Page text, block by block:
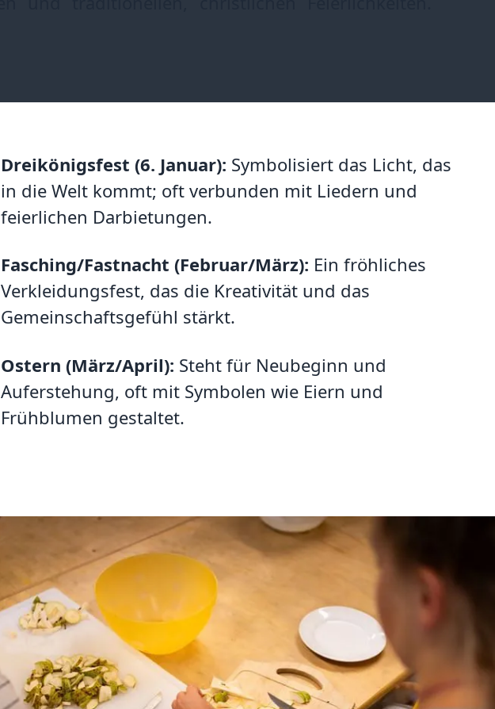
Dreikönigsfest (6. Januar): Symbolisiert das Licht, das
in die Welt kommt; oft verbunden mit Liedern und
feierlichen Darbietungen.
Fasching/Fastnacht (Februar/März): Ein fröhliches
Verkleidungsfest, das die Kreativität und das
Gemeinschaftsgefühl stärkt.
Ostern (März/April): Steht für Neubeginn und
Auferstehung, oft mit Symbolen wie Eiern und
Frühblumen gestaltet.